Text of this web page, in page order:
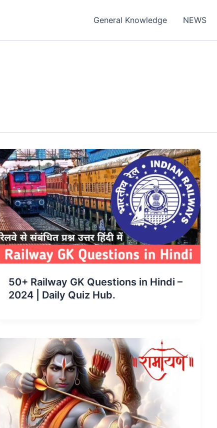
General Knowledge NEWS
50+ Railway GK Questions in Hindi –
2024 | Daily Quiz Hub.